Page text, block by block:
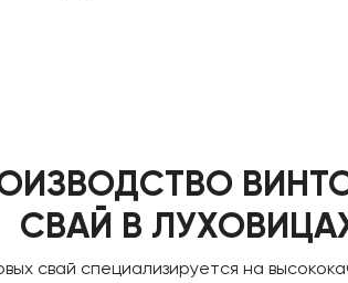
СВАЙ В
свай специализируется на